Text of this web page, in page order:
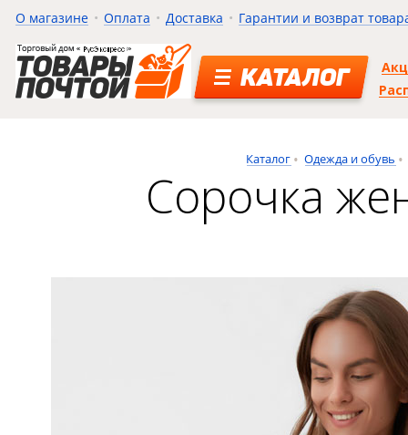
О магазине Оплата Доставка Гарантии и возврат
КАТАЛОГ
Каталог Одежда и обувь
Сорочка